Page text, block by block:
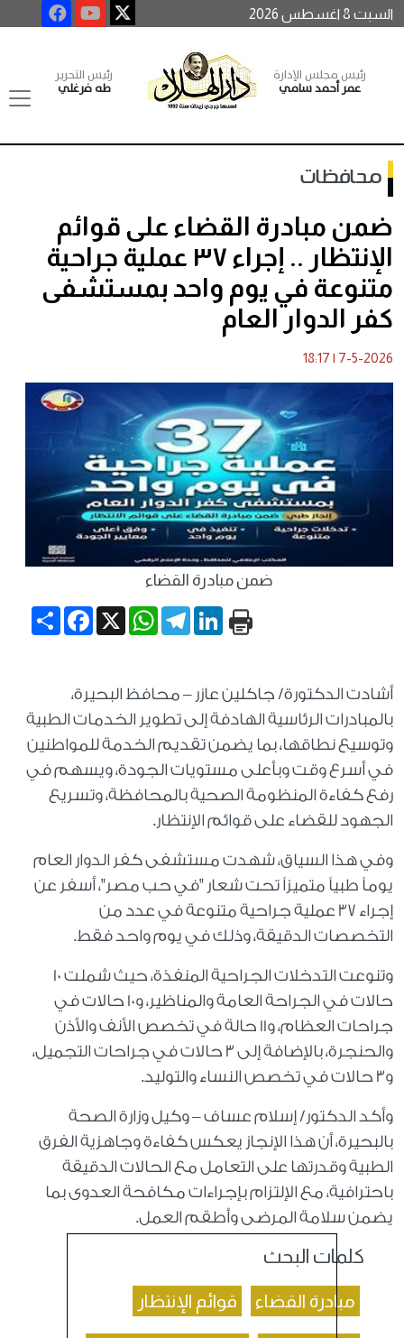
السبت 8 اغسطس 2026
رئيس مجلس الإدارة
عمر أحمد سامي
رئيس التحرير
طه فرغلي
محافظات
ضمن مبادرة القضاء على قوائم
الإنتظار .. إجراء ٣٧ عملية جراحية
متنوعة في يوم واحد بمستشفى
كفر الدوار العام
7-5-2026
|
18:17
ضمن مبادرة القضاء
Share
Facebook X
WhatsApp
TelegramLinkedIn
أشادت الدكتورة/ جاكلين عازر – محافظ البحيرة،
بالمبادرات الرئاسية الهادفة إلى تطوير الخدمات الطبية
وتوسيع نطاقها، بما يضمن تقديم الخدمة للمواطنين
في أسرع وقت وبأعلى مستويات الجودة، ويسهم في
رفع كفاءة المنظومة الصحية بالمحافظة، وتسريع
الجهود للقضاء على قوائم الإنتظار.
وفي هذا السياق، شهدت مستشفى كفر الدوار العام
يوماً طبياً متميزاً تحت شعار "في حب مصر"، أسفر عن
إجراء ٣٧ عملية جراحية متنوعة في عدد من
التخصصات الدقيقة، وذلك في يوم واحد فقط.
وتنوعت التدخلات الجراحية المنفذة، حيث شملت ١٠
حالات في الجراحة العامة والمناظير، و١٠ حالات في
جراحات العظام، و١١ حالة في تخصص الأنف والأذن
والحنجرة، بالإضافة إلى ٣ حالات في جراحات التجميل،
و٣ حالات في تخصص النساء والتوليد.
وأكد الدكتور/ إسلام عساف – وكيل وزارة الصحة
بالبحيرة، أن هذا الإنجاز يعكس كفاءة وجاهزية الفرق
الطبية وقدرتها على التعامل مع الحالات الدقيقة
باحترافية، مع الإلتزام بإجراءات مكافحة العدوى بما
يضمن سلامة المرضى وأطقم العمل.
كلمات البحث
مبادرة القضاء قوائم الإنتظار